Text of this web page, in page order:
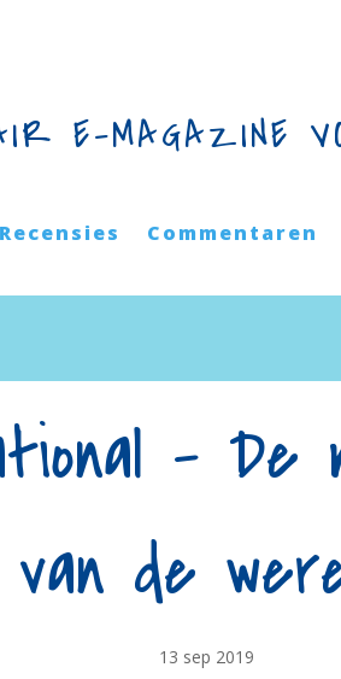
E-MAGAZINE
Recensies Commentaren
– De
van de
13 sep 2019